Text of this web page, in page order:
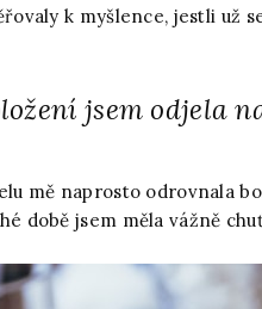
k myšlence, jestli už
jsem odjela
mě naprosto odrovnala
době jsem měla vážně